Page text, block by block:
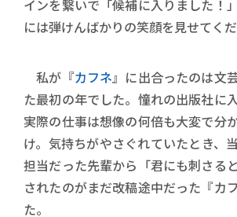
インを繋いで「候補に入りました！
には弾けんばかりの笑顔を見せてくだ
私が『カフネ』に出合ったのは文
た最初の年でした。憧れの出版社に
実際の仕事は想像の何倍も大変で分
け。気持ちがやさぐれていたとき、
担当だった先輩から「君にも刺さる
されたのがまだ改稿途中だった『カ
た。